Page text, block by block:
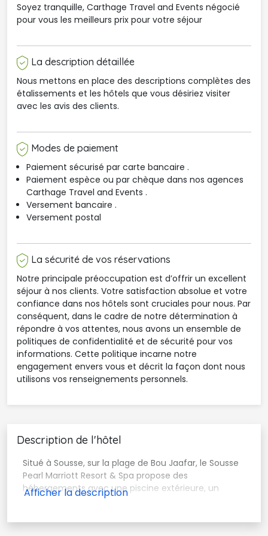
Soyez tranquille, Carthage Travel and Events négocié
pour vous les meilleurs prix pour votre séjour
La description détaillée
Nous mettons en place des descriptions complètes des
étalissements et les hôtels que vous désiriez visiter
avec les avis des clients.
Modes de paiement
Paiement sécurisé par carte bancaire .
Paiement espèce ou par chèque dans nos agences
Carthage Travel and Events .
Versement bancaire .
Versement postal
La sécurité de vos réservations
Notre principale préoccupation est d’offrir un excellent
séjour à nos clients. Votre satisfaction absolue et votre
confiance dans nos hôtels sont cruciales pour nous. Par
conséquent, dans le cadre de notre détermination à
répondre à vos attentes, nous avons un ensemble de
politiques de confidentialité et de sécurité pour vos
informations. Cette politique incarne notre
engagement envers vous et décrit la façon dont nous
utilisons vos renseignements personnels.
Description de l'hôtel
Situé à Sousse, sur la plage de Bou Jaafar, le Sousse
Pearl Marriott Resort & Spa propose des
hébergements avec une piscine extérieure, un